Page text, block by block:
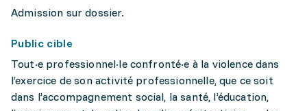
Admission sur dossier.
Public cible
Tout·e professionnel·le confronté·e à la violence dans
l’exercice de son activité professionnelle, que ce soit
dans l’accompagnement social, la santé, l’éducation,